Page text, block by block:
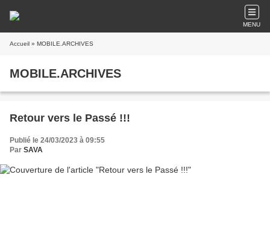
MENU
Accueil » MOBILE.ARCHIVES
MOBILE.ARCHIVES
Retour vers le Passé !!!
Publié le 24/03/2023 à 09:55
Par SAVA